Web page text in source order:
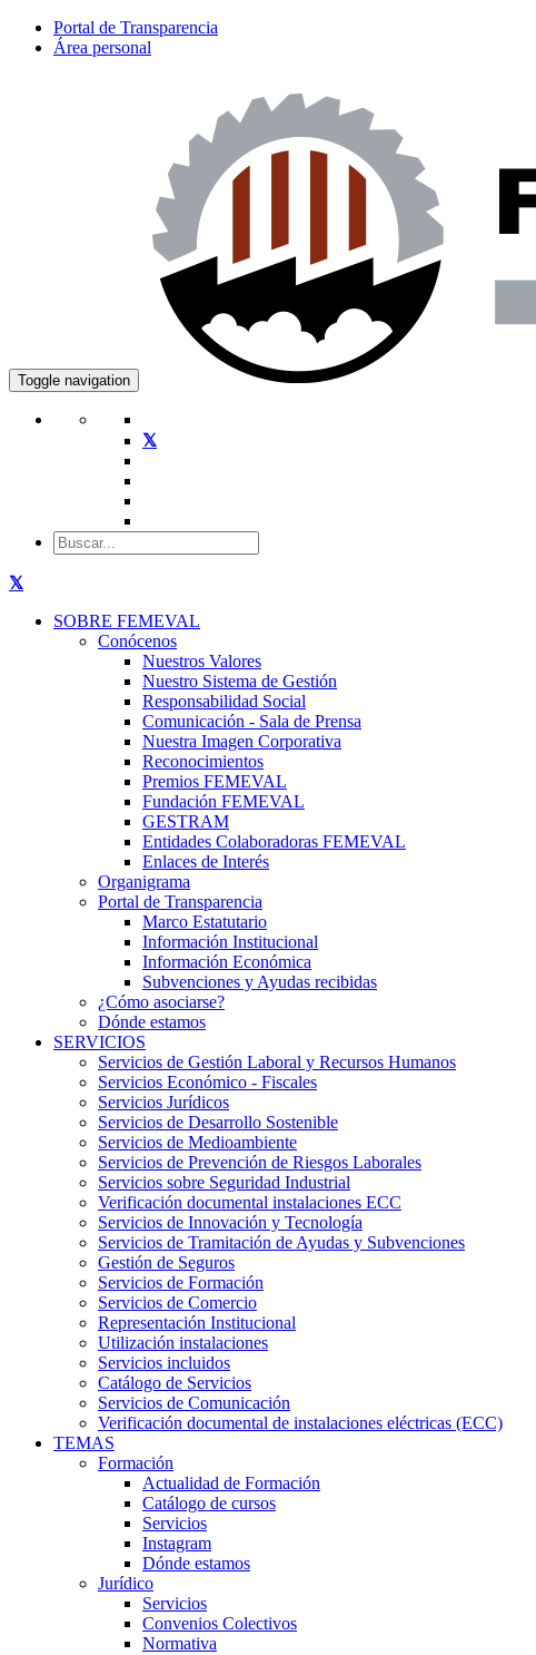
Portal de Transparencia
Área personal
Toggle navigation
SOBRE FEMEVAL
Conócenos
Nuestros Valores
Nuestro Sistema de Gestión
Responsabilidad Social
Comunicación - Sala de Prensa
Nuestra Imagen Corporativa
Reconocimientos
Premios FEMEVAL
Fundación FEMEVAL
GESTRAM
Entidades Colaboradoras FEMEVAL
Enlaces de Interés
Organigrama
Portal de Transparencia
Marco Estatutario
Información Institucional
Información Económica
Subvenciones y Ayudas recibidas
¿Cómo asociarse?
Dónde estamos
SERVICIOS
Servicios de Gestión Laboral y Recursos Humanos
Servicios Económico - Fiscales
Servicios Jurídicos
Servicios de Desarrollo Sostenible
Servicios de Medioambiente
Servicios de Prevención de Riesgos Laborales
Servicios sobre Seguridad Industrial
Verificación documental instalaciones ECC
Servicios de Innovación y Tecnología
Servicios de Tramitación de Ayudas y Subvenciones
Gestión de Seguros
Servicios de Formación
Servicios de Comercio
Representación Institucional
Utilización instalaciones
Servicios incluidos
Catálogo de Servicios
Servicios de Comunicación
Verificación documental de instalaciones eléctricas (ECC)
TEMAS
Formación
Actualidad de Formación
Catálogo de cursos
Servicios
Instagram
Dónde estamos
Jurídico
Servicios
Convenios Colectivos
Normativa